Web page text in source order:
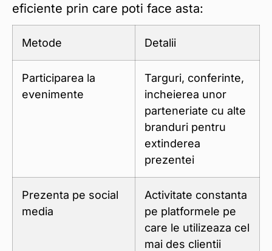
eficiente prin care poti face asta:
Metode Detalii
Participarea la
evenimente
Targuri, conferinte,
incheierea unor
parteneriate cu alte
branduri pentru
extinderea
prezentei
Prezenta pe social
media
Activitate constanta
pe platformele pe
care le utilizeaza cel
mai des clientii